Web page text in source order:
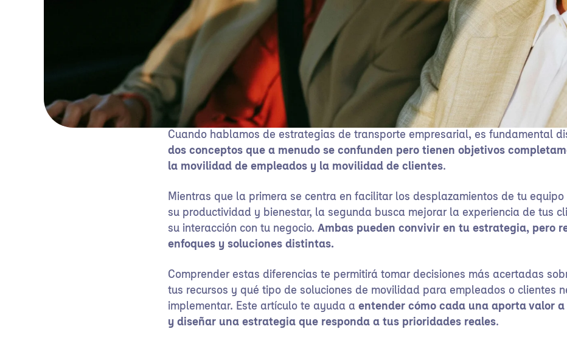
Cuando hablamos de estrategias de transporte empresarial, es fundamental
dos conceptos que a menudo se confunden pero tienen objetivos
la movilidad de empleados y la movilidad de clientes.
Mientras que la primera se centra en facilitar los desplazamientos de tu
su productividad y bienestar, la segunda busca mejorar la experiencia de tus
su interacción con tu negocio. Ambas pueden convivir en tu estrategia, pero
enfoques y soluciones distintas.
Comprender estas diferencias te permitirá tomar decisiones más acertadas
tus recursos y qué tipo de soluciones de movilidad para empleados o clientes
implementar. Este artículo te ayuda a entender cómo cada una aporta valor
y diseñar una estrategia que responda a tus prioridades reales.